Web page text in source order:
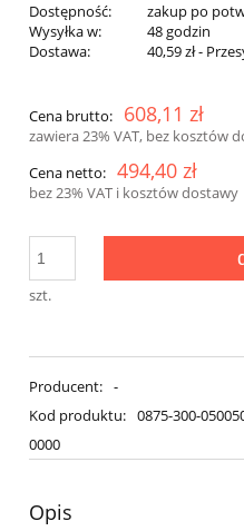
Dostępność:
zakup po
Wysyłka w:
48 godzin
Dostawa:
40,59 zł-
Cena nie zawiera
Cena brutto: 608,11 zł
zawiera 23% VAT, bez kosztów
Cena netto: 494,40 zł
bez 23% VAT i kosztów dostawy
szt.
Producent: -
Kod produktu: 0875-300-
0000
Opis